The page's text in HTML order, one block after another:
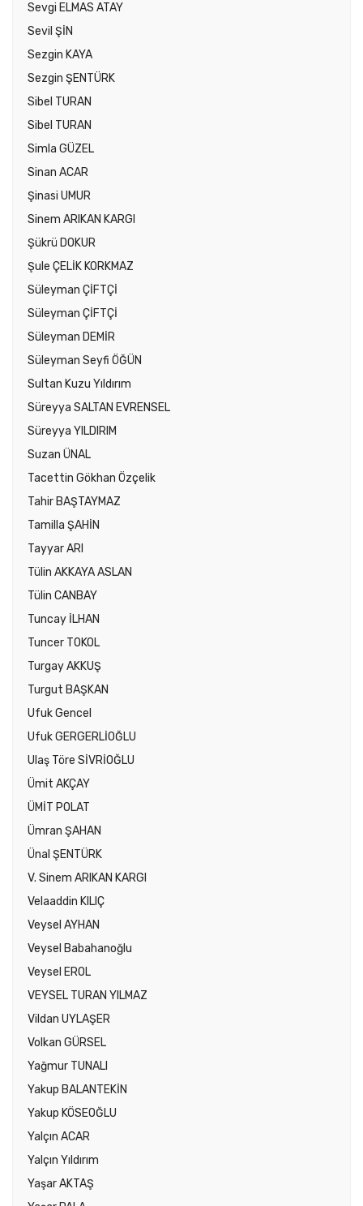
Sevgi ELMAS ATAY
Sevil ŞİN
Sezgin KAYA
Sezgin ŞENTÜRK
Sibel TURAN
Sibel TURAN
Simla GÜZEL
Sinan ACAR
Şinasi UMUR
Sinem ARIKAN KARGI
Şükrü DOKUR
Şule ÇELİK KORKMAZ
Süleyman ÇİFTÇİ
Süleyman ÇİFTÇİ
Süleyman DEMİR
Süleyman Seyfi ÖĞÜN
Sultan Kuzu Yıldırım
Süreyya SALTAN EVRENSEL
Süreyya YILDIRIM
Suzan ÜNAL
Tacettin Gökhan Özçelik
Tahir BAŞTAYMAZ
Tamilla ŞAHİN
Tayyar ARI
Tülin AKKAYA ASLAN
Tülin CANBAY
Tuncay İLHAN
Tuncer TOKOL
Turgay AKKUŞ
Turgut BAŞKAN
Ufuk Gencel
Ufuk GERGERLİOĞLU
Ulaş Töre SİVRİOĞLU
Ümit AKÇAY
ÜMİT POLAT
Ümran ŞAHAN
Ünal ŞENTÜRK
V. Sinem ARIKAN KARGI
Velaaddin KILIÇ
Veysel AYHAN
Veysel Babahanoğlu
Veysel EROL
VEYSEL TURAN YILMAZ
Vildan UYLAŞER
Volkan GÜRSEL
Yağmur TUNALI
Yakup BALANTEKİN
Yakup KÖSEOĞLU
Yalçın ACAR
Yalçın Yıldırım
Yaşar AKTAŞ